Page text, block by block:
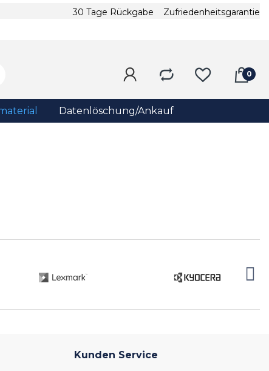
30 Tage Rückgabe Zufriedenheitsgarantie
Datenlöschung/Ankauf
Kunden Service